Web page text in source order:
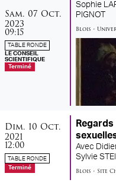
samedi
Sam. 07 octobre
Oct.
2023
09:15
TABLE RONDE
LE CONSEIL
SCIENTIFIQUE
Terminé
Sophie
PIGNOT
Blois •
dimanche
Dim. 10 octobre
Oct.
2021
12:00
TABLE RONDE
Terminé
Avec
Sylvie
Blois • Site